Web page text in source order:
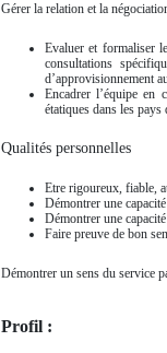
Gérer la relation et la
Evaluer et formaliser
consultations
d’approvisionnement
Encadrer l’équipe en
étatiques dans les pays
Qualités personnelles
Etre rigoureux, fiable,
Démontrer une
Démontrer une
Faire preuve de bon
Démontrer un sens du service
Profil :